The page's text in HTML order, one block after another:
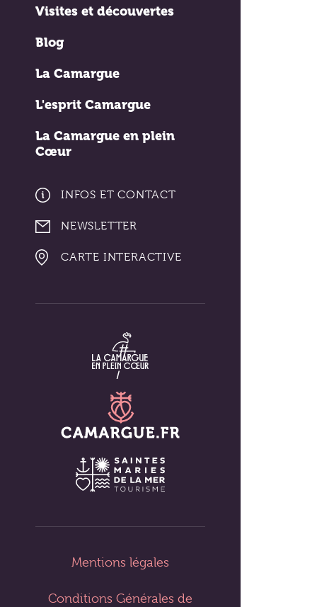
Visites et découvertes
Blog
La Camargue
L'esprit Camargue
La Camargue en plein
Cœur
INFOS ET CONTACT
NEWSLETTER
CARTE INTERACTIVE
Mentions légales
Conditions Générales de